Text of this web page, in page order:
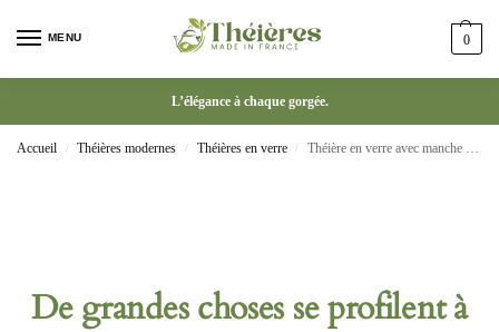
MENU 0
L’élégance à chaque gorgée.
Accueil / Théières modernes / Théières en verre / Théière en verre avec manche en bois
De grandes choses se profilent à